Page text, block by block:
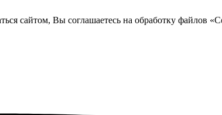
сайтом, Вы соглашаетесь на обработку файлов